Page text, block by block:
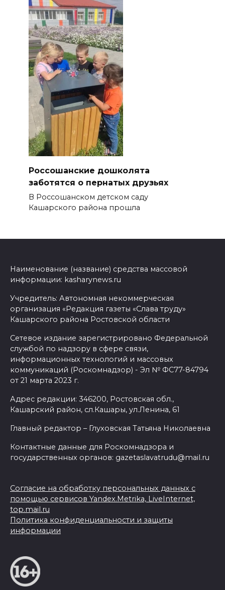
Россошанские дошколята
заботятся о пернатых друзьях
В Россошанском детском саду
Кашарского района прошла
Наименование (название) средства массовой
информации: kasharynews.ru
Учредитель: Автономная некоммерческая
организация «Редакция газеты «Слава труду»
Кашарского района Ростовской области
Сетевое издание зарегистрировано Федеральной
службой по надзору в сфере связи,
информационных технологий и массовых
коммуникаций (Роскомнадзор) - Эл № ФС77-84794
от 21 марта 2023 г.
Адрес редакции: 346200, Ростовская обл.,
Кашарский район, сл.Кашары, ул.Ленина, 61
Главный редактор – Глуховская Татьяна Николаевна
Контактные данные для Роскомнадзора и
государственных органов: gazetaslavatrudu@mail.ru
Согласие на обработку персональных данных с
помощью сервисов Yandex.Metrika, LiveInternet,
top.mail.ru
Политика конфиденциальности и защиты
информации